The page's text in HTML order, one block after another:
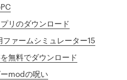
リのダウンロード
ァームシミュレーター15
無料でダウンロード
modの呪い